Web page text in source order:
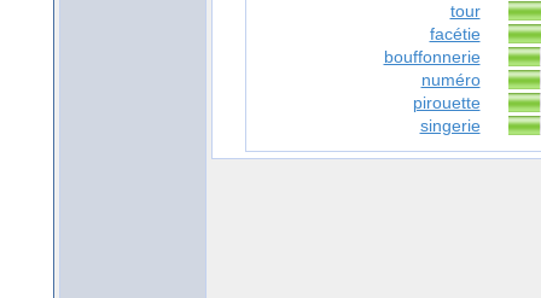
tour
facétie
bouffonnerie
numéro
pirouette
singerie